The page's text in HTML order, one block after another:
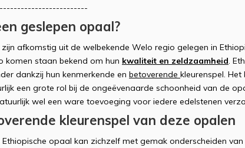
geslepen opaal?
afkomstig uit de welbekende Welo regio gelegen in
komen staan bekend om hun kwaliteit en zeldzaamheid .
dankzij hun kenmerkende en betoverende kleurenspel. Het
een grote rol bij de ongeëvenaarde schoonheid van de
wel een ware toevoeging voor iedere edelstenen
kleurenspel van deze opalen
opaal kan zichzelf met gemak onderscheiden